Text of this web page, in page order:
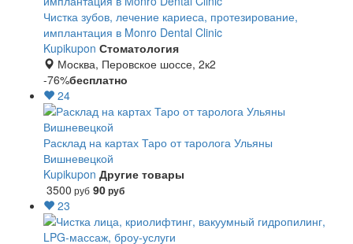
Чистка зубов, лечение кариеса, протезирование,
имплантация в Monro Dental Clinic
Kupikupon Стоматология
Москва, Перовское шоссе, 2к2
-76%бесплатно
24
Расклад на картах Таро от таролога Ульяны
Вишневецкой
Kupikupon Другие товары
3500 руб 90руб
23